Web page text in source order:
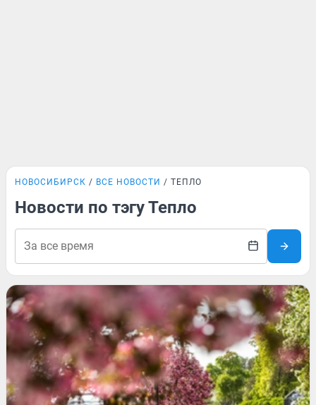
НОВОСИБИРСК ВСЕ НОВОСТИ ТЕПЛО
Новости по тэгу Тепло